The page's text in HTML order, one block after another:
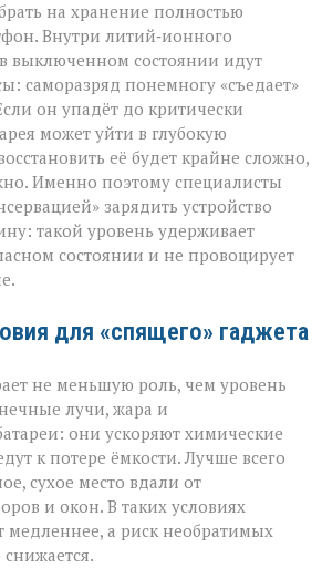
на хранение полностью
Внутри литий‑ионного
выключенном состоянии идут
саморазряд понемногу «съедает»
он упадёт до критически
может уйти в глубокую
её будет крайне сложно,
Именно поэтому специалисты
зарядить устройство
такой уровень удерживает
состоянии и не провоцирует
для «спящего» гаджета
не меньшую роль, чем уровень
лучи, жара и
они ускоряют химические
к потере ёмкости. Лучше всего
сухое место вдали от
и окон. В таких условиях
медленнее, а риск необратимых